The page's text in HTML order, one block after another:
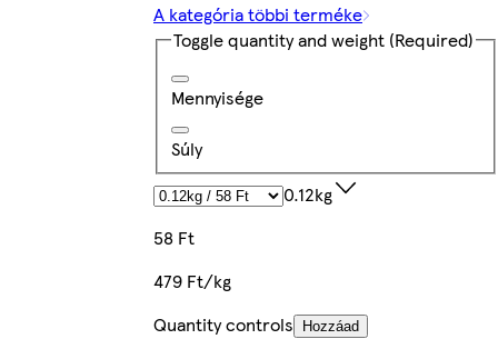
A kategória többi terméke
Toggle quantity and weight (Required)
Mennyisége
Súly
0.12kg
58 Ft
479 Ft/kg
Quantity controls
Hozzáad